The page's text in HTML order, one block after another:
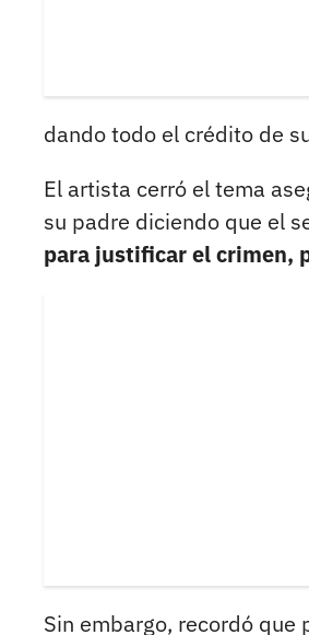
dando todo el crédito de
El artista cerró el tema
su padre diciendo que el
para justificar el crimen,
Sin embargo, recordó que